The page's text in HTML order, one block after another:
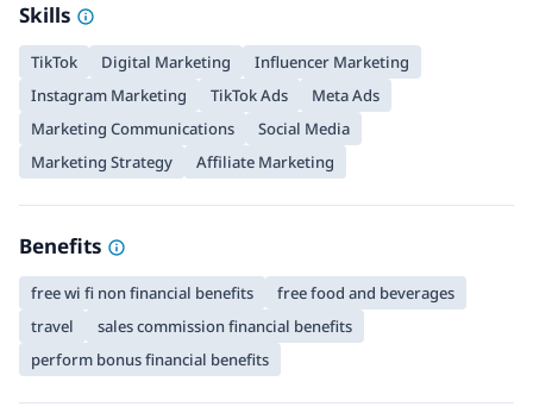
Skills
TikTok Digital Marketing
Influencer Marketing
Instagram Marketing
TikTok Ads
Meta Ads
Marketing Communications
Social Media
Marketing Strategy
Affiliate Marketing
Benefits
free wi fi non financial benefits
free food and beverages
travel
sales commission financial benefits
perform bonus financial benefits